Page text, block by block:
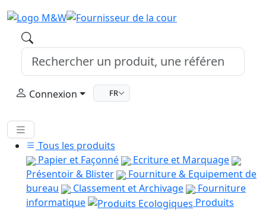
Connexion FR
Tous les produits
Papier et Façonné
Ecriture et Marquage
Présentoir & Blister
Fourniture & Equipement de
bureau
Classement et Archivage
Fourniture
informatique
Produits